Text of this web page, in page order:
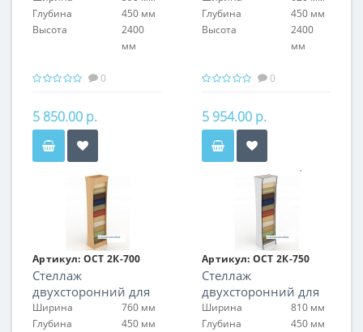
Глубина
450 мм
Высота
2400
мм
0
5 850.00 р.
Глубина
450 мм
Высота
2400
мм
0
5 954.00 р.
Артикул: ОСТ 2К-700
Стеллаж
двухсторонний для
обоев
Ширина
760 мм
Глубина
450 мм
Артикул: ОСТ 2К-750
Стеллаж
двухсторонний для
обоев
Ширина
810 мм
Глубина
450 мм